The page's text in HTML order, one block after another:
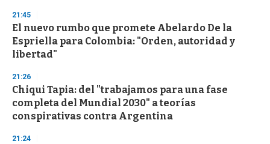
d
s
21:45
El nuevo rumbo que promete Abelardo De la
Espriella para Colombia: "Orden, autoridad y
libertad"
21:26
Chiqui Tapia: del "trabajamos para una fase
completa del Mundial 2030" a teorías
conspirativas contra Argentina
21:24